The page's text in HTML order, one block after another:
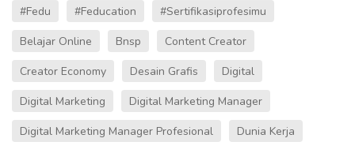
#fedu #Feducation
#sertifikasiprofesimu
Belajar Online
Bnsp
Content Creator
Creator Economy
Desain Grafis
Digital
Digital Marketing
Digital Marketing Manager
Digital Marketing Manager Profesional
Dunia Kerja